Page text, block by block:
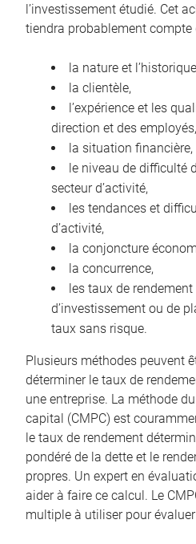
l’investissement étudié. Cet
tiendra probablement compte
la nature et
la clientèle,
l’expérience et les
direction et des employés,
la situation financière,
le niveau de difficulté
secteur d’activité,
les tendances et
d’activité,
la conjoncture
la concurrence,
les taux de
d’investissement ou de
taux sans risque.
Plusieurs méthodes peuvent
déterminer le taux de
une entreprise. La méthode
capital (CMPC) est
le taux de rendement
pondéré de la dette et le
propres. Un expert en
aider à faire ce calcul. Le
multiple à utiliser pour évaluer